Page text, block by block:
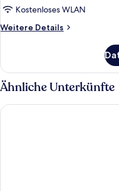
Kostenloses WLAN
Weitere Details
Weitere
Ähnliche Unterkünfte
Tulip Inn Padova